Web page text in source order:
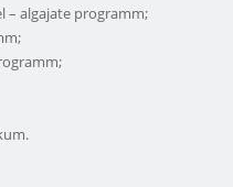
– algajate programm;